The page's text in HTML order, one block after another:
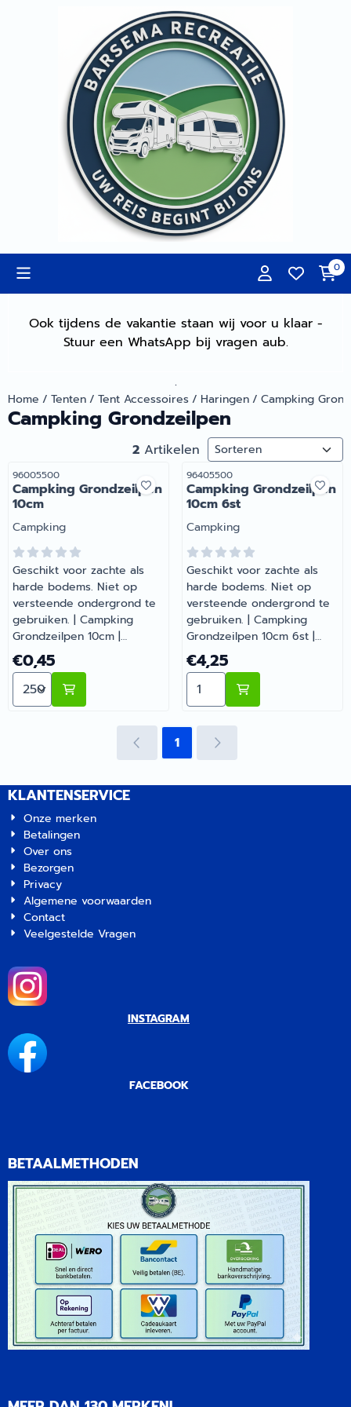
Cookievoorkeuren zijn momenteel gesloten.
0
Ook tijdens de vakantie staan wij voor u klaar -
Stuur een WhatsApp bij vragen aub.
.
Home / Tenten/ Tent Accessoires/ Haringen/ Campking
Campking Grondzeilpen
2 Artikelen Sorteermethode
Artikelnummer
96005500
Campking Grondzeilpen
10cm
Merk:
Campking
Geschikt voor zachte als
harde bodems. Niet op
versteende ondergrond te
gebruiken. | Campking
Grondzeilpen 10cm |
Artikelnummer 96005500
Prijs: 0,45
€0,45
Aantal kiezen voor Campking Grondzeilpen 10cm
Artikelnummer
96405500
Campking Grondzeilpen
10cm 6st
Merk:
Campking
Geschikt voor zachte als
harde bodems. Niet op
versteende ondergrond te
gebruiken. | Campking
Grondzeilpen 10cm 6st |
Artikelnummer 96405500
Prijs: 4,25
€4,25
Aantal kiezen voor
1
KLANTENSERVICE
Onze merken
Betalingen
Over ons
Bezorgen
Privacy
Algemene voorwaarden
Contact
Veelgestelde Vragen
INSTAGRAM
FACEBOOK
BETAALMETHODEN